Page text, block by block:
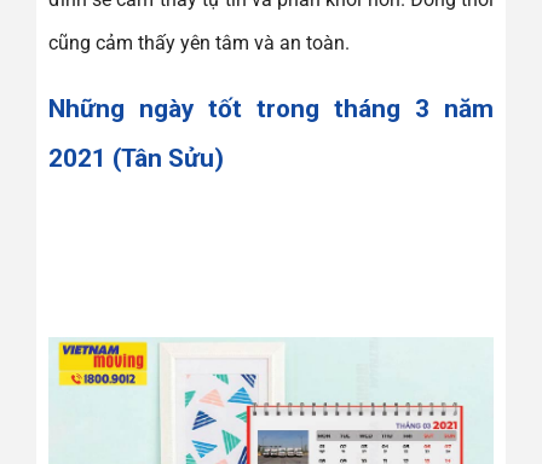
cũng cảm thấy yên tâm và an toàn.
Những ngày tốt trong tháng 3 năm
2021 (Tân Sửu)